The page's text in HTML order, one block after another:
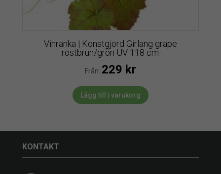
Vinranka | Konstgjord Girlang grape
rostbrun/grön UV 118 cm
Från: 229 kr
Lägg till i varukorg
KONTAKT